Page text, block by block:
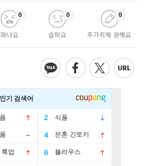
화나요
0
슬퍼요
0
추가취재 원해요
0